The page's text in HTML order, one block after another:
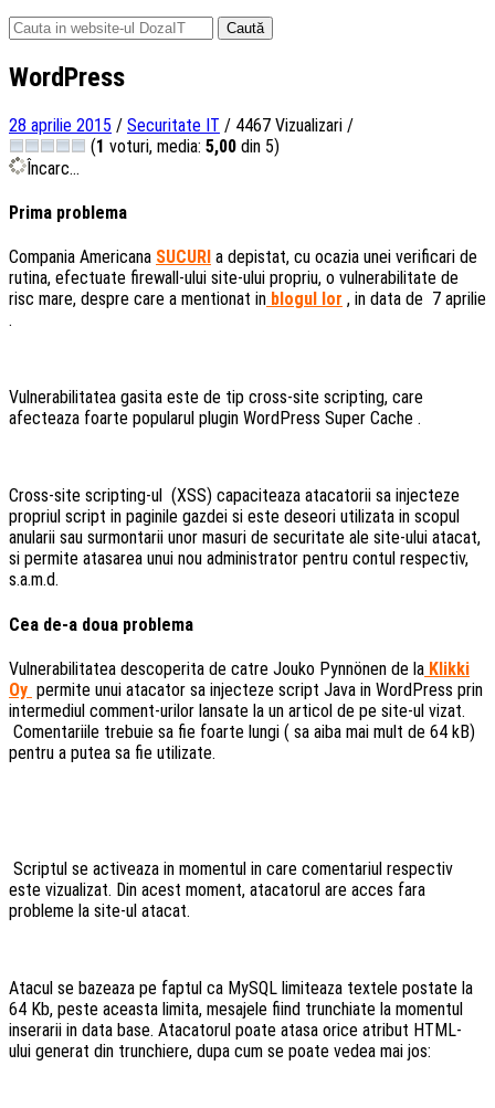
Caută
după:
WordPress
28 aprilie 2015 / Securitate IT / 4467 Vizualizari /
(1 voturi, media: 5,00 din 5)
Încarc...
Prima problema
Compania Americana SUCURI a depistat, cu ocazia unei verificari de
rutina, efectuate firewall-ului site-ului propriu, o vulnerabilitate de
risc mare, despre care a mentionat in blogul lor , in data de 7 aprilie
.
Vulnerabilitatea gasita este de tip cross-site scripting, care
afecteaza foarte popularul plugin WordPress Super Cache .
Cross-site scripting-ul (XSS) capaciteaza atacatorii sa injecteze
propriul script in paginile gazdei si este deseori utilizata in scopul
anularii sau surmontarii unor masuri de securitate ale site-ului atacat,
si permite atasarea unui nou administrator pentru contul respectiv,
s.a.m.d.
Cea de-a doua problema
Vulnerabilitatea descoperita de catre Jouko Pynnönen de la Klikki
Oy permite unui atacator sa injecteze script Java in WordPress prin
intermediul comment-urilor lansate la un articol de pe site-ul vizat.
Comentariile trebuie sa fie foarte lungi ( sa aiba mai mult de 64 kB)
pentru a putea sa fie utilizate.
Scriptul se activeaza in momentul in care comentariul respectiv
este vizualizat. Din acest moment, atacatorul are acces fara
probleme la site-ul atacat.
Atacul se bazeaza pe faptul ca MySQL limiteaza textele postate la
64 Kb, peste aceasta limita, mesajele fiind trunchiate la momentul
inserarii in data base. Atacatorul poate atasa orice atribut HTML-
ului generat din trunchiere, dupa cum se poate vedea mai jos: